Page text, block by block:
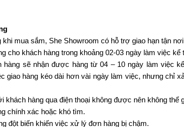
mua sắm, She Showroom có hỗ trợ giao hạn tận
cho khách hàng trong khoảng 02-03 ngày làm việc
sẽ nhận được hàng từ 04 – 10 ngày làm việc
giao hàng kéo dài hơn vài ngày làm việc, nhưng chỉ
hàng qua điện thoại không được nên không thể
chính xác hoặc khó tìm.
biến khiến việc xử lý đơn hàng bị chậm.